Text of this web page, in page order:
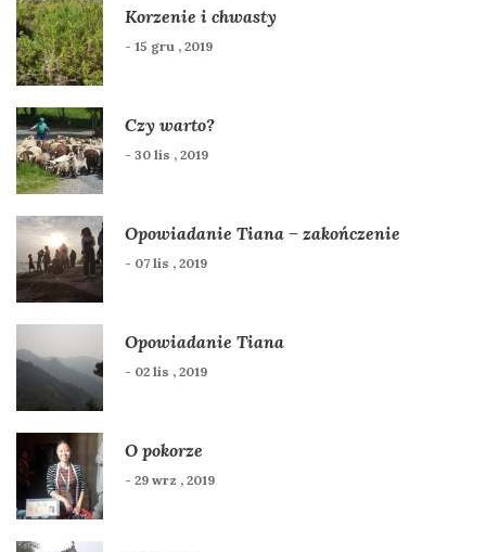
Korzenie i chwasty
- 15 gru , 2019
Czy warto?
- 30 lis , 2019
Opowiadanie Tiana – zakończenie
- 07 lis , 2019
Opowiadanie Tiana
- 02 lis , 2019
O pokorze
- 29 wrz , 2019